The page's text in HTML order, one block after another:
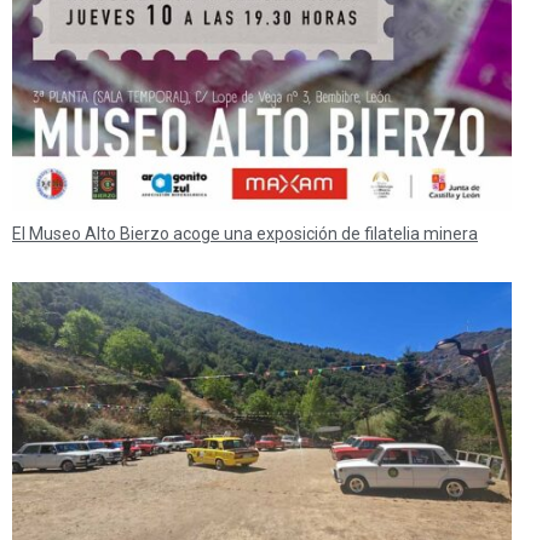
El Museo Alto Bierzo acoge una exposición de filatelia minera